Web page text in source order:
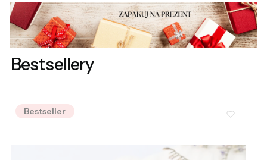
Bestsellery
Bestseller